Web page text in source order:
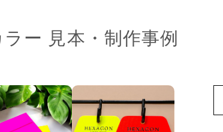
ー 見本・制作事例